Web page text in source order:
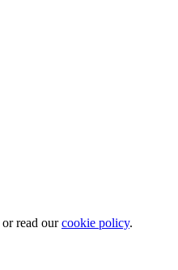
or read ourcookie policy.